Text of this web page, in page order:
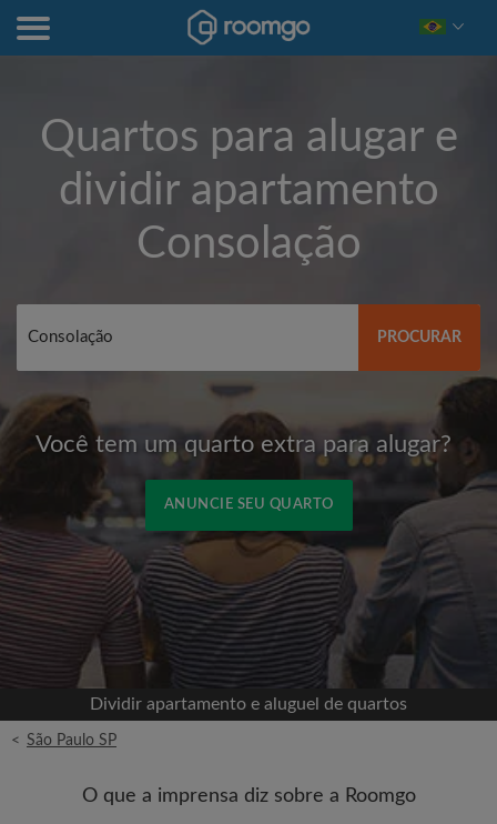
Quartos para alugar e
dividir apartamento
Consolação
PROCURAR
Você tem um quarto extra para alugar?
ANUNCIE SEU QUARTO
Cadastrar-se com o Facebook
Jamais publicaremos na sua linha do tempo sem
sua permissão
OU
Dividir apartamento e aluguel de quartos
< São Paulo SP
O que a imprensa diz sobre a Roomgo